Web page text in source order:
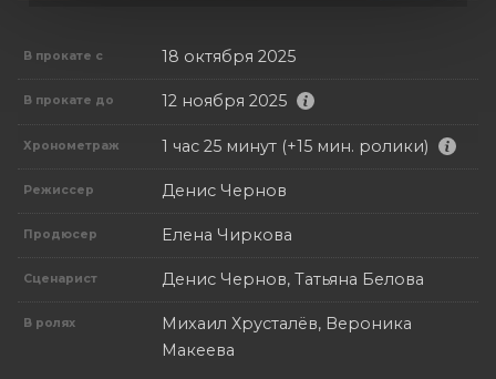
В прокате с 18 октября 2025
В прокате до 12 ноября 2025
Хронометраж 1 час 25 минут (+15 мин. ролики)
Режиссер Денис Чернов
Продюсер Елена Чиркова
Сценарист Денис Чернов, Татьяна Белова
В ролях
Михаил Хрусталёв, Вероника
Макеева